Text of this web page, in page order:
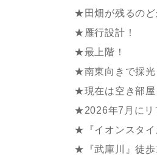
★田畑が残るのど
★雁行設計！
★最上階！
★南東向きで採光
★現在は空き部屋
★2026年7月にリ
★『イオンスタイ
★『武庫川』徒歩